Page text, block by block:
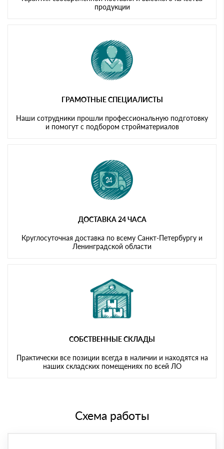
продукции
ГРАМОТНЫЕ СПЕЦИАЛИСТЫ
Наши сотрудники прошли профессиональную подготовку
и помогут с подбором стройматериалов
ДОСТАВКА 24 ЧАСА
Круглосуточная доставка по всему Санкт-Петербургу и
Ленинградской области
СОБСТВЕННЫЕ СКЛАДЫ
Практически все позиции всегда в наличии и находятся на
наших складских помещениях по всей ЛО
Схема работы